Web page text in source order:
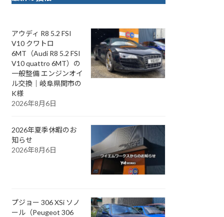
アウディ R8 5.2 FSI
V10 クワトロ
6MT（Audi R8 5.2 FSI
V10 quattro 6MT）の
一般整備 エンジンオイ
ル交換｜岐阜県関市の
K様
2026年8月6日
2026年夏季休暇のお
知らせ
2026年8月6日
プジョー 306 XSi ソノ
ール（Peugeot 306